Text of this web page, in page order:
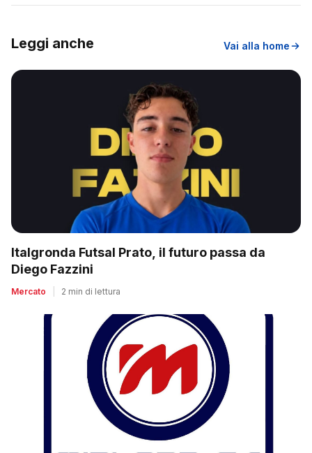
Leggi anche Vai alla home
Italgronda Futsal Prato, il futuro passa da
Diego Fazzini
Mercato 2 min di lettura